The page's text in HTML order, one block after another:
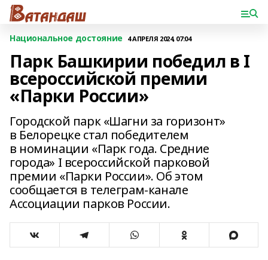
Национальное достояние 4 АПРЕЛЯ 2024, 07:04
Парк Башкирии победил в I
всероссийской премии
«Парки России»
Городской парк «Шагни за горизонт»
в Белорецке стал победителем
в номинации «Парк года. Средние
города» I всероссийской парковой
премии «Парки России». Об этом
сообщается в телеграм-канале
Ассоциации парков России.